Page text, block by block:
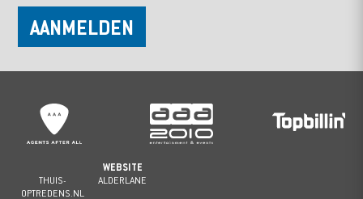
THUIS-
OPTREDENS.NL
WEBSITE
ALDERLANE